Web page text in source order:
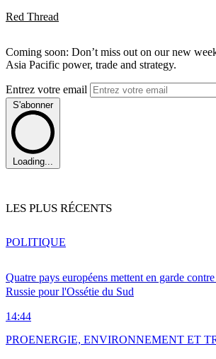
Red Thread
Coming soon: Don’t miss out on our new
Asia Pacific power, trade and strategy.
Entrez votre email
S'abonner
Loading...
LES PLUS RÉCENTS
Quatre pays européens mettent en garde
Russie pour l'Ossétie du Sud
14:44
POLITIQUE
PROENERGIE, ENVIRONNEMENT ET